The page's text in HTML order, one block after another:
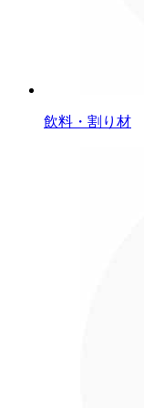
飲料・割り材